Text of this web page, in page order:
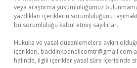
veya araştırma yükümlülüğümüz
yazdıkları içeriklerin sorumluluğunu
bu sorumluluğu kabul etmiş sayılırlar.
Hukuka ve yasal düzenlemelere aykırı
içerikleri, backlinkpanelicomtr@gmail.com
halinde, ilgili içerikler yasal süre içerisinde